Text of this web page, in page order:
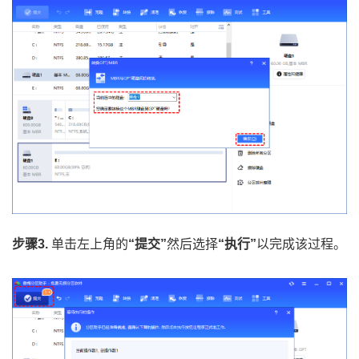
步骤3. 单击左上角的“提交”然后选择“执行”以完成该过程。